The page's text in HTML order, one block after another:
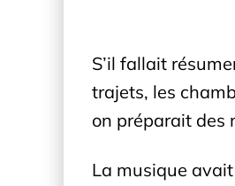
S’il fallait
trajets, les
on préparait des
La musique